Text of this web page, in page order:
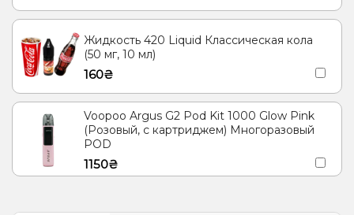
Жидкость 420 Liquid Классическая кола
(50 мг, 10 мл)
160₴
Voopoo Argus G2 Pod Kit 1000 Glow Pink
(Розовый, с картриджем) Многоразовый
POD
1150₴